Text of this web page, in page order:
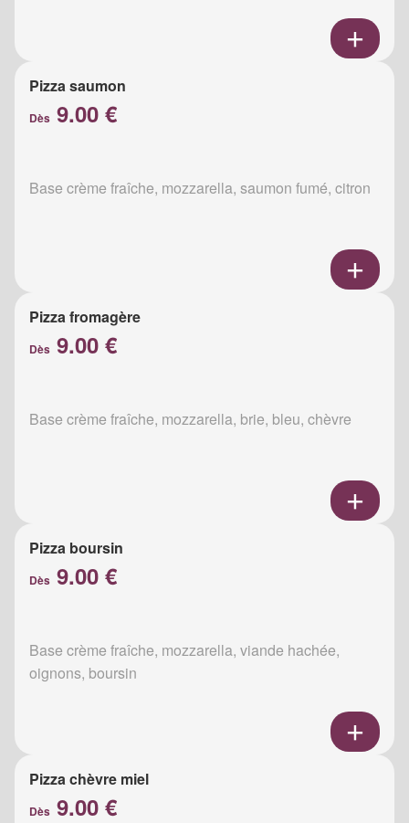
Pizza saumon
Dès 9.00 €
Base crème fraîche, mozzarella, saumon fumé, citron
Pizza fromagère
Dès 9.00 €
Base crème fraîche, mozzarella, brie, bleu, chèvre
Pizza boursin
Dès 9.00 €
Base crème fraîche, mozzarella, viande hachée,
oignons, boursin
Pizza chèvre miel
Dès 9.00 €